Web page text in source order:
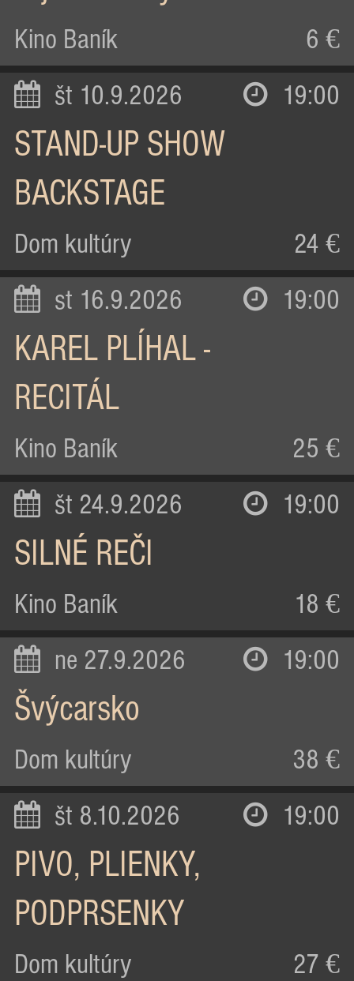
Kino Baník 6 €
št 10.9.2026 19:00
STAND-UP SHOW
BACKSTAGE
Dom kultúry 24 €
st 16.9.2026 19:00
KAREL PLÍHAL -
RECITÁL
Kino Baník 25 €
št 24.9.2026 19:00
SILNÉ REČI
Kino Baník 18 €
ne 27.9.2026 19:00
Švýcarsko
Dom kultúry 38 €
št 8.10.2026 19:00
PIVO, PLIENKY,
PODPRSENKY
Dom kultúry 27 €